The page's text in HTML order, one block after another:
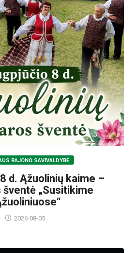
RAJONO SAVIVALDYBĖ
d. Ąžuolinių kaime –
šventė „Susitikime
2026-08-05